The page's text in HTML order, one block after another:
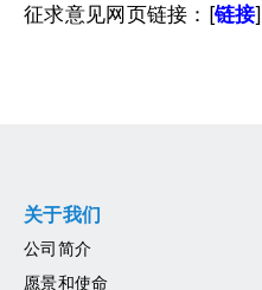
征求意见网页链接：[链接]
关于我们
公司简介
愿景和使命